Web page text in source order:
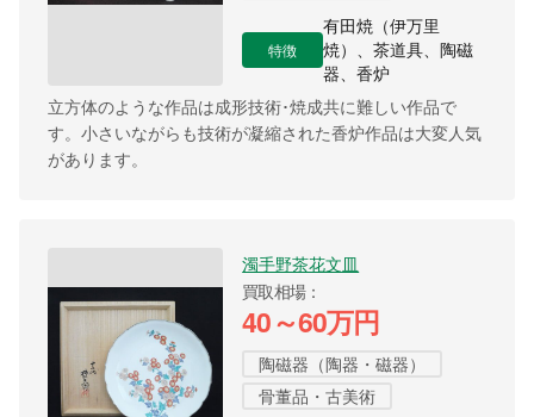
特徴
有田焼（伊万里
焼）、茶道具、陶磁
器、香炉
立方体のような作品は成形技術･焼成共に難しい作品で
す。小さいながらも技術が凝縮された香炉作品は大変人気
があります。
濁手野茶花文皿
買取相場
40～60万円
陶磁器（陶器・磁器）
骨董品・古美術